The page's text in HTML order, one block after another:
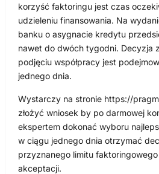
korzyść faktoringu jest czas
udzieleniu finansowania. Na
banku o asygnacie kredytu
nawet do dwóch tygodni. Decyzja
podjęciu współpracy jest
jednego dnia.
Wystarczy na stronie https://
złożyć wniosek by po darmowej
ekspertem dokonać wyboru
w ciągu jednego dnia otrzymać
przyznanego limitu
akceptacji.